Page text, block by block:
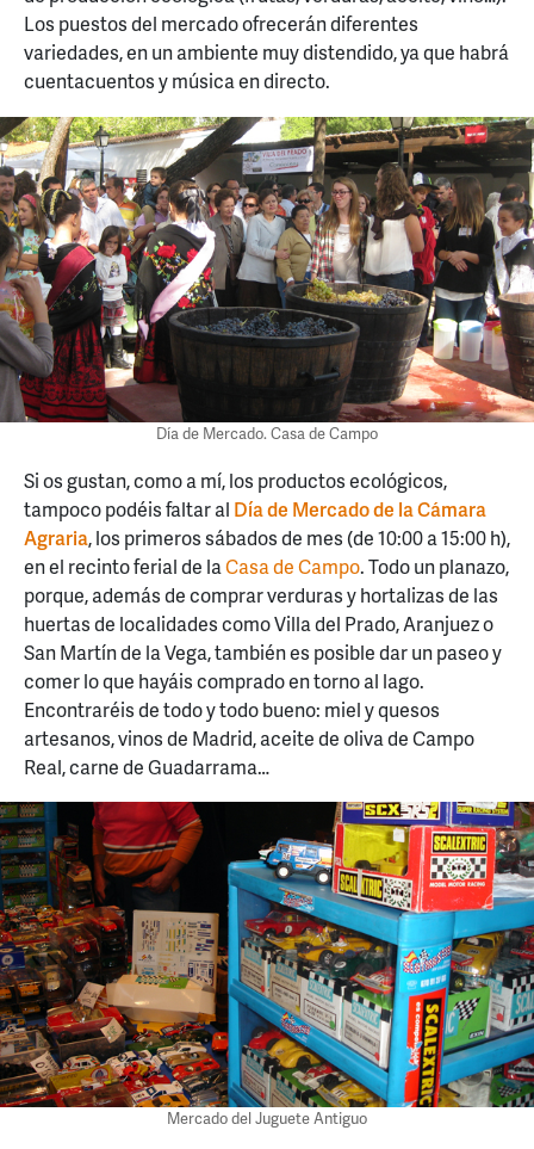
Los puestos del mercado ofrecerán diferentes
variedades, en un ambiente muy distendido, ya que habrá
cuentacuentos y música en directo.
Día de Mercado. Casa de Campo
Si os gustan, como a mí, los productos ecológicos,
tampoco podéis faltar al Día de Mercado de la Cámara
Agraria, los primeros sábados de mes (de 10:00 a 15:00 h),
en el recinto ferial de laCasa de Campo. Todo un planazo,
porque, además de comprar verduras y hortalizas de las
huertas de localidades como Villa del Prado, Aranjuez o
San Martín de la Vega, también es posible dar un paseo y
comer lo que hayáis comprado en torno al lago.
Encontraréis de todo y todo bueno: miel y quesos
artesanos, vinos de Madrid, aceite de oliva de Campo
Real, carne de Guadarrama…
Mercado del Juguete Antiguo